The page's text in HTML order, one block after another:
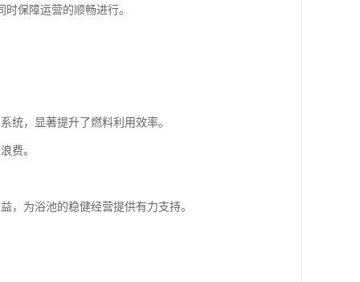
保障运营的顺畅进行。
统，显著提升了燃料利用效率。
费。
，为浴池的稳健经营提供有力支持。